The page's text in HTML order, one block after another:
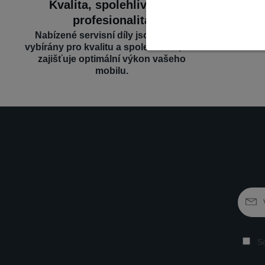
Kvalita, spolehlivost a
profesionalita
Nabízené servisní díly jsou pečlivě
vybírány pro kvalitu a spolehlivost, což
zajišťuje optimální výkon vašeho
mobilu.
Nabízíme